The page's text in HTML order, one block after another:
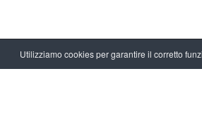
Utilizziamo cookies per garantire il corretto